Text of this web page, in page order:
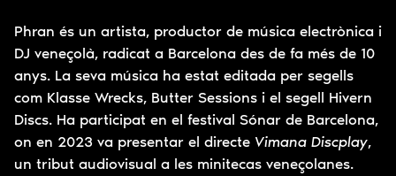
Phran és un artista, productor de música electrònica i
DJ veneçolà, radicat a Barcelona des de fa més de 10
anys. La seva música ha estat editada per segells
com Klasse Wrecks, Butter Sessions i el segell Hivern
Discs. Ha participat en el festival Sónar de Barcelona,
on en 2023 va presentar el directe Vimana Discplay,
un tribut audiovisual a les minitecas veneçolanes.